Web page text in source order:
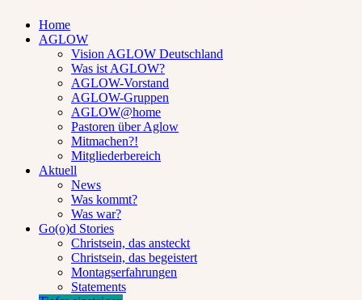
Home
AGLOW
Vision AGLOW Deutschland
Was ist AGLOW?
AGLOW-Vorstand
AGLOW-Gruppen
AGLOW@home
Pastoren über Aglow
Mitmachen?!
Mitgliederbereich
Aktuell
News
Was kommt?
Was war?
Go(o)d Stories
Christsein, das ansteckt
Christsein, das begeistert
Montagserfahrungen
Statements